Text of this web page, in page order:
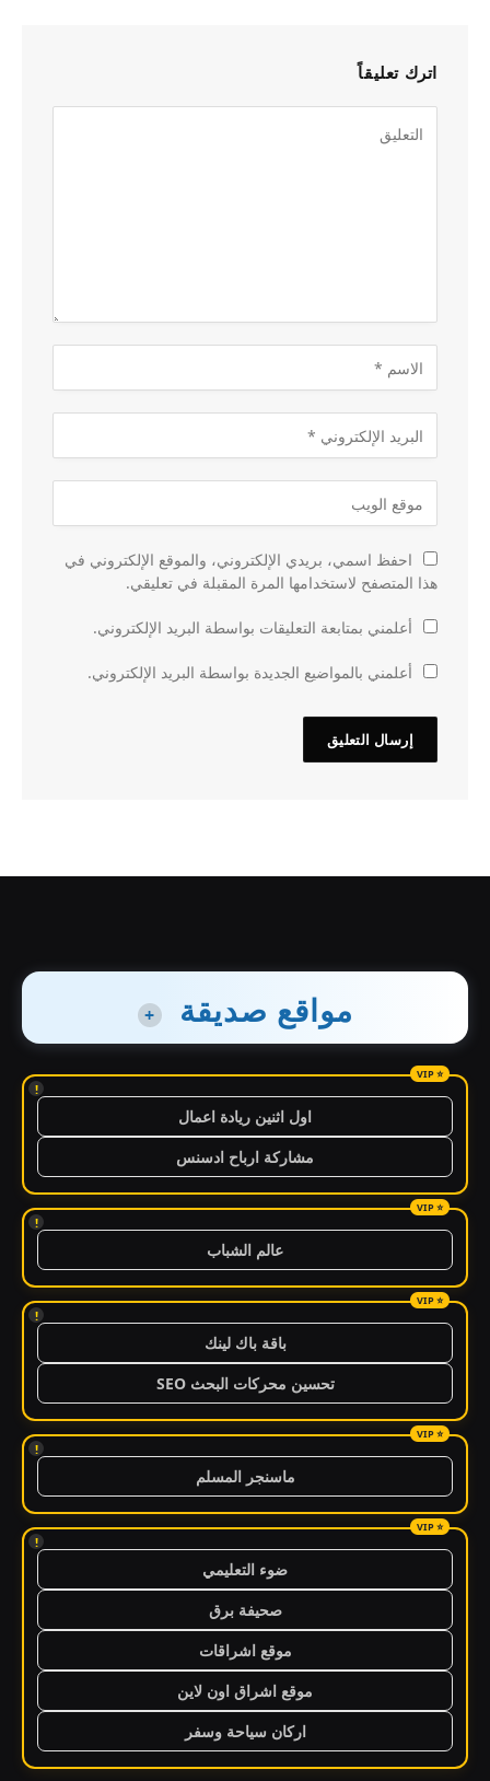
اترك تعليقاً
احفظ اسمي، بريدي الإلكتروني، والموقع الإلكتروني في
هذا المتصفح لاستخدامها المرة المقبلة في تعليقي.
أعلمني بمتابعة التعليقات بواسطة البريد الإلكتروني.
أعلمني بالمواضيع الجديدة بواسطة البريد الإلكتروني.
مواقع صديقة +
!
اول اثنين ريادة اعمال
مشاركة ارباح ادسنس
!
عالم الشباب
!
باقة باك لينك
تحسين محركات البحث SEO
!
ماسنجر المسلم
!
ضوء التعليمي
صحيفة برق
موقع اشراقات
موقع اشراق اون لاين
اركان سياحة وسفر